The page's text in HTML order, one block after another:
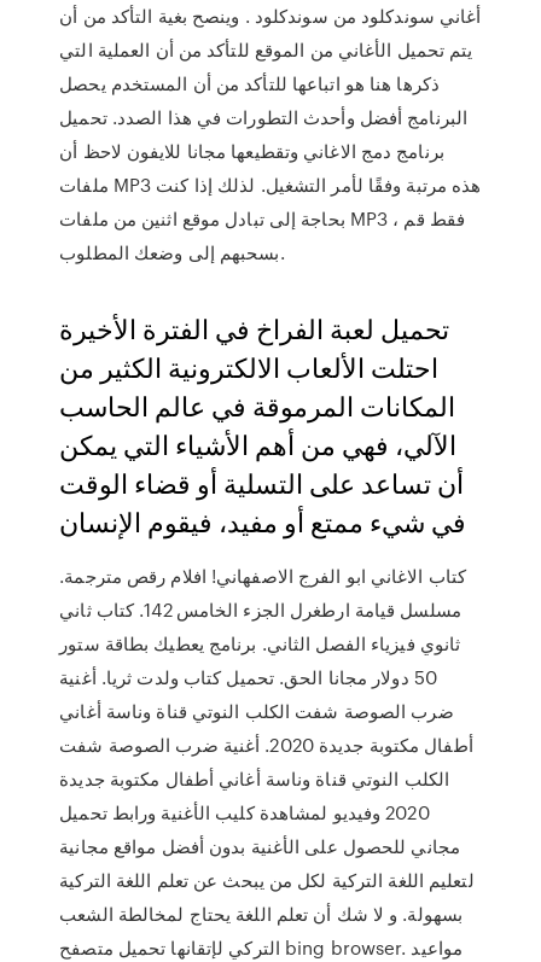
أغاني سوندكلود من سوندكلود . وينصح بغية التأكد من أن
يتم تحميل الأغاني من الموقع للتأكد من أن العملية التي
ذكرها هنا هو اتباعها للتأكد من أن المستخدم يحصل
البرنامج أفضل وأحدث التطورات في هذا الصدد. تحميل
برنامج دمج الاغاني وتقطيعها مجانا للايفون لاحظ أن
ملفات MP3 هذه مرتبة وفقًا لأمر التشغيل. لذلك إذا كنت
بحاجة إلى تبادل موقع اثنين من ملفات MP3 ، فقط قم
بسحبهم إلى وضعك المطلوب.
تحميل لعبة الفراخ في الفترة الأخيرة
احتلت الألعاب الالكترونية الكثير من
المكانات المرموقة في عالم الحاسب
الآلي، فهي من أهم الأشياء التي يمكن
أن تساعد على التسلية أو قضاء الوقت
في شيء ممتع أو مفيد، فيقوم الإنسان
كتاب الاغاني ابو الفرج الاصفهاني! افلام رقص مترجمة.
مسلسل قيامة ارطغرل الجزء الخامس 142. كتاب ثاني
ثانوي فيزياء الفصل الثاني. برنامج يعطيك بطاقة ستور
50 دولار مجانا الحق. تحميل كتاب ولدت ثريا. أغنية
ضرب الصوصة شفت الكلب النوتي قناة وناسة أغاني
أطفال مكتوبة جديدة 2020. أغنية ضرب الصوصة شفت
الكلب النوتي قناة وناسة أغاني أطفال مكتوبة جديدة
2020 وفيديو لمشاهدة كليب الأغنية ورابط تحميل
مجاني للحصول على الأغنية بدون أفضل مواقع مجانية
لتعليم اللغة التركية لكل من يبحث عن تعلم اللغة التركية
بسهولة. و لا شك أن تعلم اللغة يحتاج لمخالطة الشعب
التركي لإتقانها تحميل متصفح bing browser. مواعيد